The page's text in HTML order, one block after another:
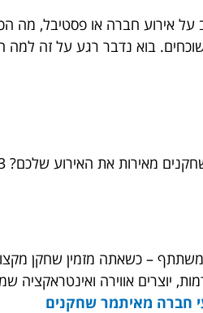
אירוע חברה או פסטיבל, מה
בוא נדבר רגע על זה למה
את האירוע שלכם? 3 סיבות שמסבירות הכל
– כשאתה מזמין שחקן
יוצרים אווירה
חברה מאיתמר שחקנים